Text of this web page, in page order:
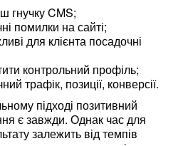
гнучку CMS;
помилки на сайті;
для клієнта посадочні
контрольний профіль;
трафік, позиції, конверсії.
підході позитивний
є завжди. Однак час для
залежить від темпів